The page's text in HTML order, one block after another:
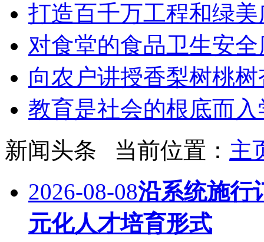
打造百千万工程和绿美
对食堂的食品卫生安全
向农户讲授香梨树桃树
教育是社会的根底而入
新闻头条
当前位置： 主
2026-08-08沿系统施行
元化人才培育形式